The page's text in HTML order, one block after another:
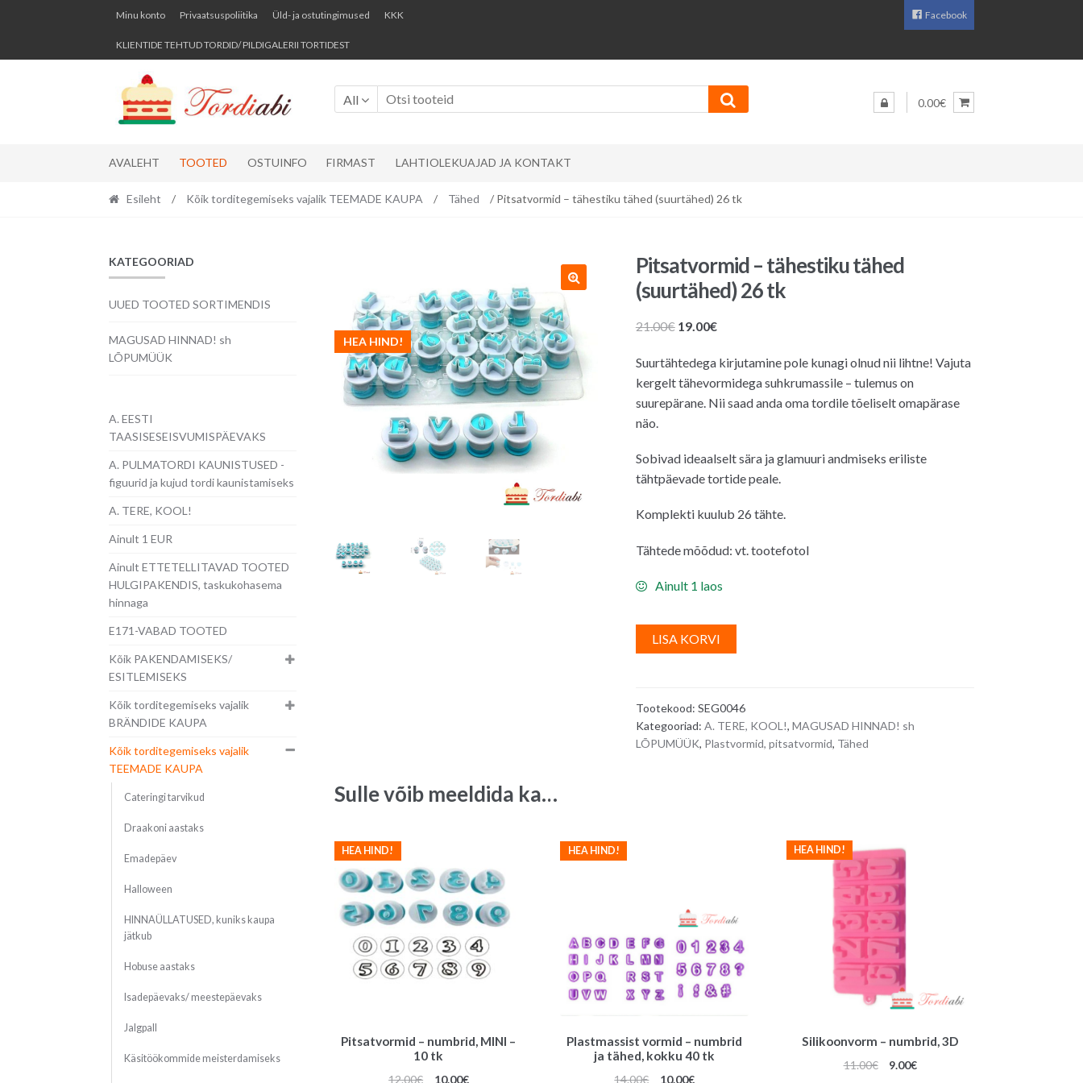
Skip
navigation
Skip
content
Minu konto Privaatsuspoliitika Üld- ja ostutingimused KKK
KLIENTIDE TEHTUD TORDID/ PILDIGALERII TORTIDEST
Facebook
All 0.00€
AVALEHT TOOTED OSTUINFO FIRMAST LAHTIOLEKUAJAD JA KONTAKT
Esileht / Kõik torditegemiseks vajalik TEEMADE KAUPA / Tähed / Pitsatvormid – tähestiku tähed (suurtähed) 26 tk
HEA HIND!
Pitsatvormid – tähestiku tähed
(suurtähed) 26 tk
21.00€ Algne
oli:
21.00€.
19.00€Praegune
on:
19.00€.
Suurtähtedega kirjutamine pole kunagi olnud nii lihtne! Vajuta
kergelt tähevormidega suhkrumassile – tulemus on
suurepärane. Nii saad anda oma tordile tõeliselt omapärase
näo.
Sobivad ideaalselt sära ja glamuuri andmiseks eriliste
tähtpäevade tortide peale.
Komplekti kuulub 26 tähte.
Tähtede mõõdud: vt. tootefotol
Ainult 1 laos
LISA KORVI
l
r
n
Tootekood: SEG0046
Kategooriad: A. TERE, KOOL!, MAGUSAD HINNAD! sh
LÕPUMÜÜK, Plastvormid, pitsatvormid, Tähed
Sulle võib meeldida ka…
Pitsatvormid – numbrid, MINI –
10 tk
HEA HIND!
12.00€
Algne
10.00€Praegune
Plastmassist vormid – numbrid
ja tähed, kokku 40 tk
HEA HIND!
14.00€
Algne
10.00€Praegune
Silikoonvorm – numbrid, 3D
HEA HIND!
11.00€
Algne
9.00€Praegune
KATEGOORIAD
UUED TOOTED SORTIMENDIS
MAGUSAD HINNAD! sh
LÕPUMÜÜK
A. EESTI
TAASISESEISVUMISPÄEVAKS
A. PULMATORDI KAUNISTUSED -
figuurid ja kujud tordi kaunistamiseks
A. TERE, KOOL!
Ainult 1 EUR
Ainult ETTETELLITAVAD TOOTED
HULGIPAKENDIS, taskukohasema
hinnaga
E171-VABAD TOOTED
Kõik PAKENDAMISEKS/
ESITLEMISEKS
Kõik torditegemiseks vajalik
BRÄNDIDE KAUPA
Kõik torditegemiseks vajalik
TEEMADE KAUPA
Cateringi tarvikud
Draakoni aastaks
Emadepäev
Halloween
HINNAÜLLATUSED, kuniks kaupa
jätkub
Hobuse aastaks
Isadepäevaks/ meestepäevaks
Jalgpall
Käsitöökommide meisterdamiseks